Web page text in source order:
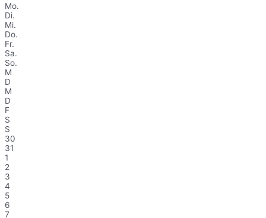
Mo.
Di.
Mi.
Do.
Fr.
Sa.
So.
M
D
M
D
F
S
S
30
31
1
2
3
4
5
6
7